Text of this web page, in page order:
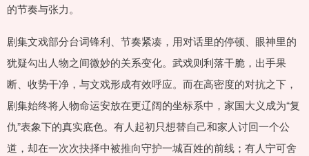
的节奏与张力。
剧集文戏部分台词锋利、节奏紧凑，用对话里的停顿、眼神里的
犹疑勾出人物之间微妙的关系变化。武戏则利落干脆，出手果
断、收势干净，与文戏形成有效呼应。而在高密度的对抗之下，
剧集始终将人物命运安放在更辽阔的坐标系中，家国大义成为“复
仇”表象下的真实底色。有人起初只想替自己和家人讨回一个公
道，却在一次次抉择中被推向守护一城百姓的前线；有人宁可舍